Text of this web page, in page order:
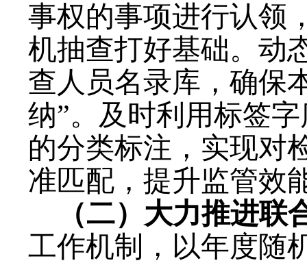
事权的事项进行认领
机抽查打好基础。动
查人员名录库，确保
纳”。及时利用标签
的分类标注，实现对
准匹配，提升监管效
（二） 大力推进联
工作机制，以年度随